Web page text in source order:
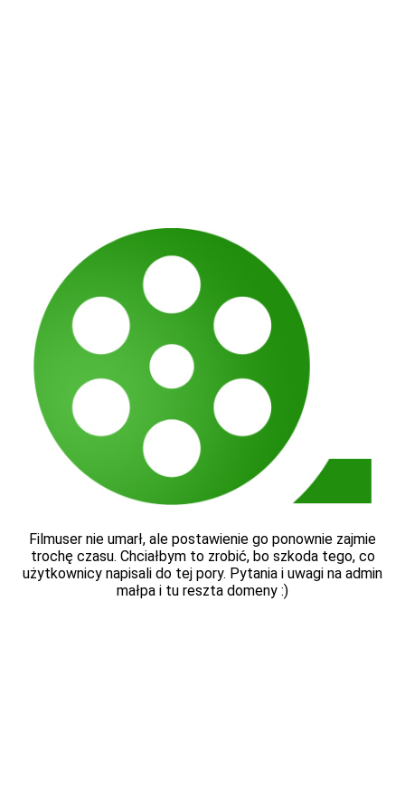
Filmuser nie umarł, ale postawienie go ponownie zajmie
trochę czasu. Chciałbym to zrobić, bo szkoda tego, co
użytkownicy napisali do tej pory. Pytania i uwagi na admin
małpa i tu reszta domeny :)